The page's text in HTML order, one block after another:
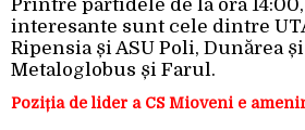
Printre partidele de la ora
interesante sunt cele dintre
Ripensia și ASU Poli, Dunărea
Metaloglobus și Farul.
Poziția de lider a CS Mioveni e